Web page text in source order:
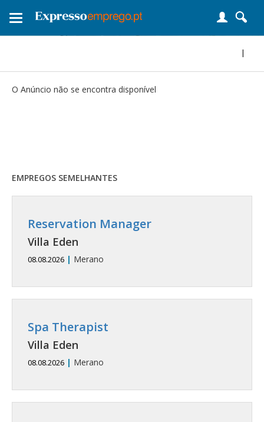
Toggle
|
O Anúncio não se encontra disponível
EMPREGOS SEMELHANTES
Reservation Manager
Villa Eden
08.08.2026 | Merano
Spa Therapist
Villa Eden
08.08.2026 | Merano